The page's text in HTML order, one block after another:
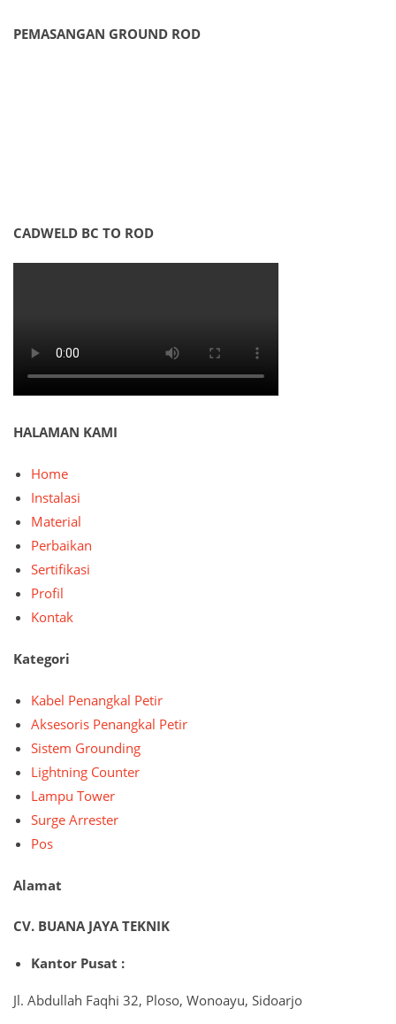
PEMASANGAN GROUND ROD
CADWELD BC TO ROD
HALAMAN KAMI
Home
Instalasi
Material
Perbaikan
Sertifikasi
Profil
Kontak
Kategori
Kabel Penangkal Petir
Aksesoris Penangkal Petir
Sistem Grounding
Lightning Counter
Lampu Tower
Surge Arrester
Pos
Alamat
CV. BUANA JAYA TEKNIK
Kantor Pusat :
Jl. Abdullah Faqhi 32, Ploso, Wonoayu, Sidoarjo